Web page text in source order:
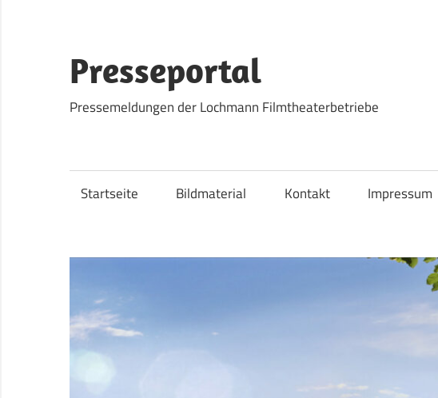
springen
Presseportal
Pressemeldungen der Lochmann Filmtheaterbetriebe
Startseite Bildmaterial Kontakt Impressum